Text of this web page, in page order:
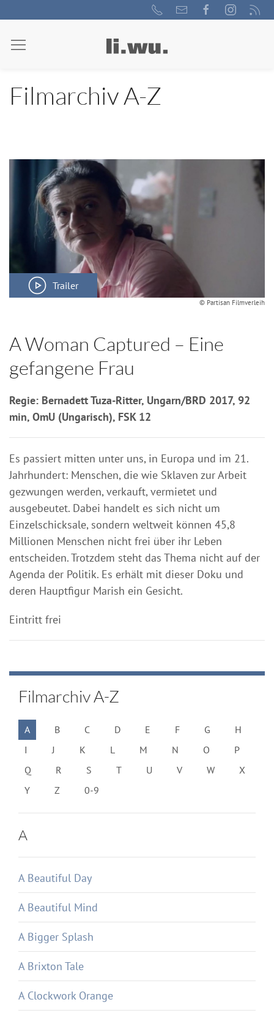
Filmarchiv A-Z
Trailer
© Partisan Filmverleih
A Woman Captured – Eine
gefangene Frau
Regie: Bernadett Tuza-Ritter, Ungarn/BRD 2017, 92
min, OmU (Ungarisch), FSK 12
Es passiert mitten unter uns, in Europa und im 21.
Jahrhundert: Menschen, die wie Sklaven zur Arbeit
gezwungen werden, verkauft, vermietet und
ausgebeutet. Dabei handelt es sich nicht um
Einzelschicksale, sondern weltweit können 45,8
Millionen Menschen nicht frei über ihr Leben
entscheiden. Trotzdem steht das Thema nicht auf der
Agenda der Politik. Es erhält mit dieser Doku und
deren Hauptfigur Marish ein Gesicht.
Eintritt frei
Filmarchiv A-Z
A B C D E F G
H
I
J K L M N O
P
Q
R S T U V W
X
Y
Z 0-9
A
A Beautiful Day
A Beautiful Mind
A Bigger Splash
A Brixton Tale
A Clockwork Orange